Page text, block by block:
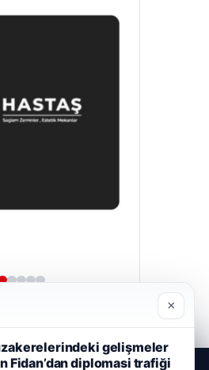
×
gelişmeler
Fidan’dan diplomasi trafiği